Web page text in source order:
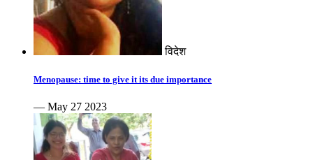
विदेश
Menopause: time to give it its due importance
— May 27 2023